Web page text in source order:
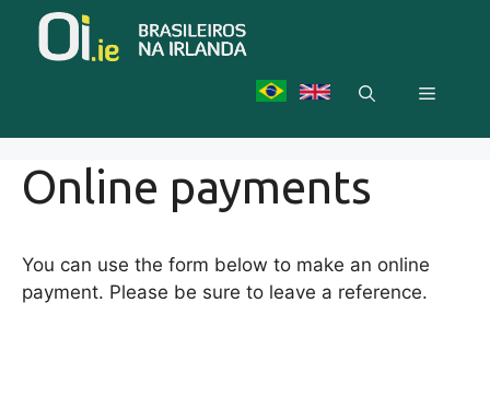
content
Menu
Online payments
You can use the form below to make an online
payment. Please be sure to leave a reference.